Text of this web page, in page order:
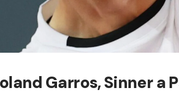
Garros, Sinner